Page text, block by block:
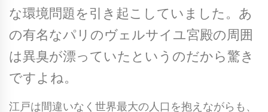
な環境問題を引き起こしていました。あ
の有名なパリのヴェルサイユ宮殿の周囲
は異臭が漂っていたというのだから驚き
ですよね。
江戸は間違いなく世界最大の人口を抱えながらも、